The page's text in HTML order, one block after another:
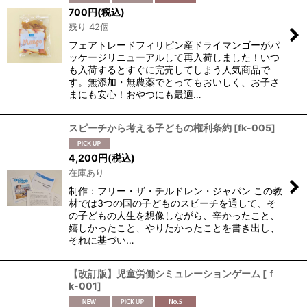
700円(税込)
残り 42個
フェアトレードフィリピン産ドライマンゴーがパ
ッケージリニューアルして再入荷しました！いつ
も入荷するとすぐに完売してしまう人気商品で
す。無添加・無農薬でとってもおいしく、お子さ
まにも安心！おやつにも最適…
スピーチから考える子どもの権利条約 [fk-005]
4,200円(税込)
在庫あり
制作：フリー・ザ・チルドレン・ジャパン この教
材では3つの国の子どものスピーチを通して、そ
の子どもの人生を想像しながら、辛かったこと、
嬉しかったこと、やりたかったことを書き出し、
それに基づい…
【改訂版】児童労働シミュレーションゲーム [ ｆ
k-001]